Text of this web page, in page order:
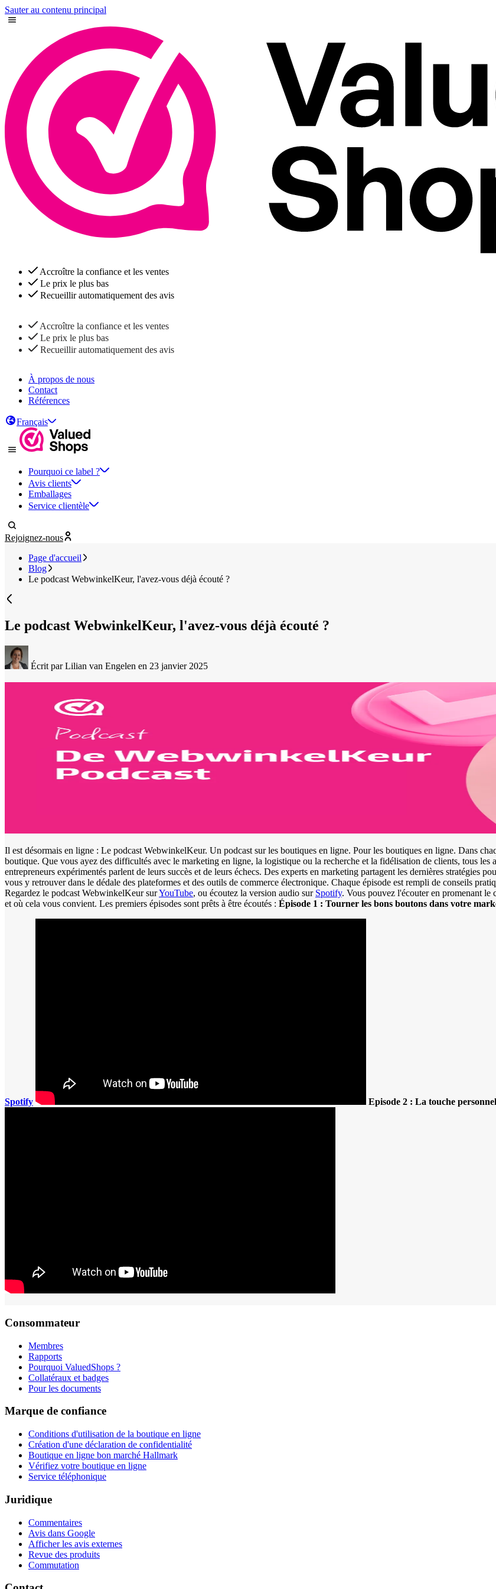
Sauter au contenu principal
Accroître la confiance et les ventes
Le prix le plus bas
Recueillir automatiquement des avis
Accroître la confiance et les ventes
Le prix le plus bas
Recueillir automatiquement des avis
À propos de nous
Contact
Références
Français
Pourquoi ce label ?
Avis clients
Emballages
Service clientèle
Rejoignez-nous
Page d'accueil
Blog
Le podcast WebwinkelKeur, l'avez-vous déjà écouté ?
Le podcast WebwinkelKeur, l'avez-vous déjà écouté ?
Écrit par Lilian van Engelen en 23 janvier 2025
Il est désormais en ligne : Le podcast WebwinkelKeur. Un podcast sur les boutiques en ligne. Pour les boutiques en ligne. Dans
boutique. Que vous ayez des difficultés avec le marketing en ligne, la logistique ou la recherche et la fidélisation de clients, tous les
entrepreneurs expérimentés parlent de leurs succès et de leurs échecs. Des experts en marketing partagent les dernières stratégies
vous y retrouver dans le dédale des plateformes et des outils de commerce électronique. Chaque épisode est rempli de conseils
Regardez le podcast WebwinkelKeur surYouTube, ou écoutez la version audio sur Spotify. Vous pouvez l'écouter en promenant le
et où cela vous convient. Les premiers épisodes sont prêts à être écoutés : Épisode 1 : Tourner les bons boutons dans votre
Spotify Episode 2 : La touche
Consommateur
Membres
Rapports
Pourquoi ValuedShops ?
Collatéraux et badges
Pour les documents
Marque de confiance
Conditions d'utilisation de la boutique en ligne
Création d'une déclaration de confidentialité
Boutique en ligne bon marché Hallmark
Vérifiez votre boutique en ligne
Service téléphonique
Juridique
Commentaires
Avis dans Google
Afficher les avis externes
Revue des produits
Commutation